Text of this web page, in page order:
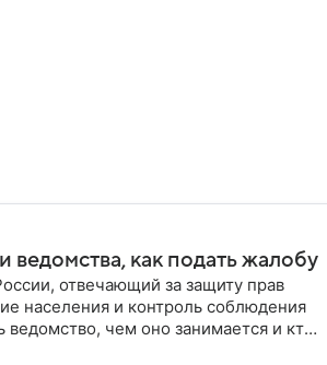
ведомства, как подать жалобу
отвечающий за защиту прав
населения и контроль соблюдения
чем оно занимается и кто